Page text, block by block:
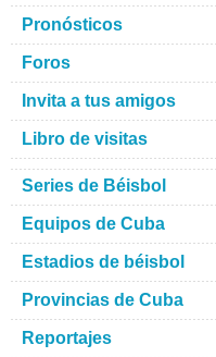
Pronósticos
Foros
Invita a tus amigos
Libro de visitas
Series de Béisbol
Equipos de Cuba
Estadios de béisbol
Provincias de Cuba
Reportajes